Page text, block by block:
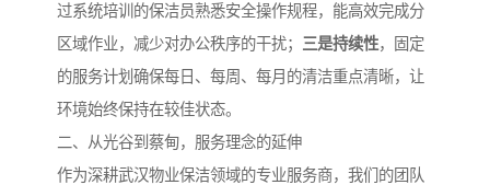
过系统培训的保洁员熟悉安全操作规程，能高效完成分
区域作业，减少对办公秩序的干扰； 三是持续性，固定
的服务计划确保每日、每周、每月的清洁重点清晰，让
环境始终保持在较佳状态。
二、从光谷到蔡甸，服务理念的延伸
作为深耕武汉物业保洁领域的专业服务商，我们的团队